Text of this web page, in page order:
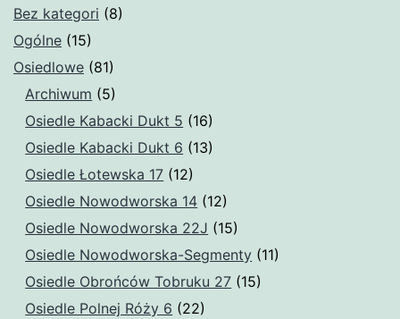
Bez kategori (8)
Ogólne (15)
Osiedlowe (81)
Archiwum (5)
Osiedle Kabacki Dukt 5 (16)
Osiedle Kabacki Dukt 6 (13)
Osiedle Łotewska 17 (12)
Osiedle Nowodworska 14 (12)
Osiedle Nowodworska 22J (15)
Osiedle Nowodworska-Segmenty (11)
Osiedle Obrońców Tobruku 27 (15)
Osiedle Polnej Róży 6 (22)